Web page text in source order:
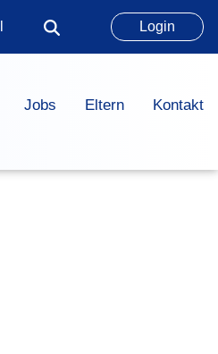
Login
Jobs Eltern Kontakt